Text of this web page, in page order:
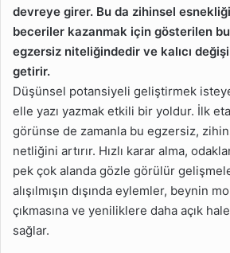
devreye girer. Bu da zihinsel esnekliği
beceriler kazanmak için gösterilen
egzersiz niteliğindedir ve kalıcı
getirir.
Düşünsel potansiyeli geliştirmek
elle yazı yazmak etkili bir yoldur. İlk
görünse de zamanla bu egzersiz,
netliğini artırır. Hızlı karar alma,
pek çok alanda gözle görülür
alışılmışın dışında eylemler, beynin
çıkmasına ve yeniliklere daha açık
sağlar.